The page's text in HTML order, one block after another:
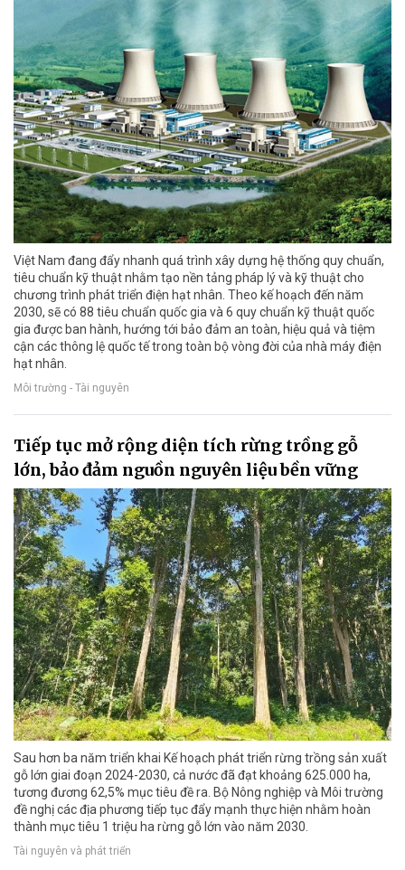
Việt Nam đang đẩy nhanh quá trình xây dựng hệ thống quy chuẩn,
tiêu chuẩn kỹ thuật nhằm tạo nền tảng pháp lý và kỹ thuật cho
chương trình phát triển điện hạt nhân. Theo kế hoạch đến năm
2030, sẽ có 88 tiêu chuẩn quốc gia và 6 quy chuẩn kỹ thuật quốc
gia được ban hành, hướng tới bảo đảm an toàn, hiệu quả và tiệm
cận các thông lệ quốc tế trong toàn bộ vòng đời của nhà máy điện
hạt nhân.
Môi trường - Tài nguyên
Tiếp tục mở rộng diện tích rừng trồng gỗ
lớn, bảo đảm nguồn nguyên liệu bền vững
Sau hơn ba năm triển khai Kế hoạch phát triển rừng trồng sản xuất
gỗ lớn giai đoạn 2024-2030, cả nước đã đạt khoảng 625.000 ha,
tương đương 62,5% mục tiêu đề ra. Bộ Nông nghiệp và Môi trường
đề nghị các địa phương tiếp tục đẩy mạnh thực hiện nhằm hoàn
thành mục tiêu 1 triệu ha rừng gỗ lớn vào năm 2030.
Tài nguyên và phát triển